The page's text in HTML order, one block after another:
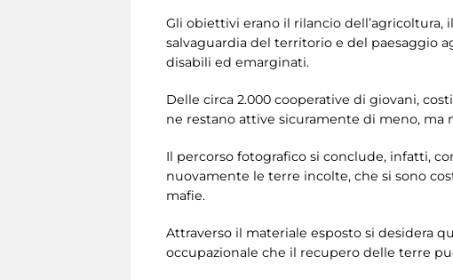
Gli obiettivi erano il rilancio
salvaguardia del territorio e del paesaggio
disabili ed emarginati.
Delle circa 2.000 cooperative di giovani,
ne restano attive sicuramente di meno,
Il percorso fotografico si conclude, infatti,
nuovamente le terre incolte, che si sono
mafie.
Attraverso il materiale esposto si desidera
occupazionale che il recupero delle terre